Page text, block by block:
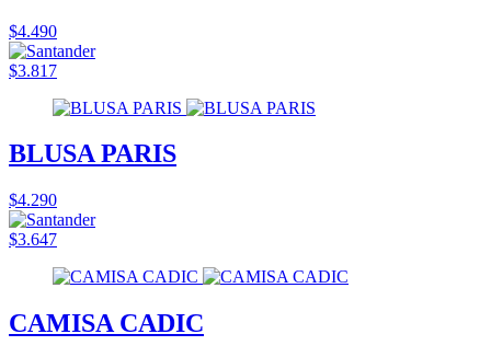
$4.490
$3.817
BLUSA PARIS
$4.290
$3.647
CAMISA CADIC